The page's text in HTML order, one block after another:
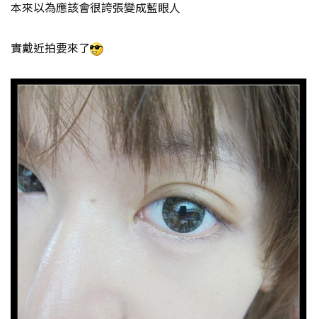
本來以為應該會很誇張變成藍眼人
實戴近拍要來了